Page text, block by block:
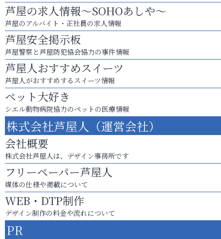
芦屋の求人情報～SOHOあしや～
芦屋のアルバイト・正社員の求人情報
芦屋安全掲示板
芦屋警察と芦屋防犯協会協力の事件情報
芦屋人おすすめスイーツ
芦屋人がおすすめするスイーツ情報
ペット大好き
シエル動物病院協力のペットの医療情報
株式会社芦屋人（運営会社）
会社概要
株式会社芦屋人は、デザイン事務所です
フリーペーパー芦屋人
媒体の仕様や掲載について
WEB・DTP制作
デザイン制作の料金や流れについて
PR